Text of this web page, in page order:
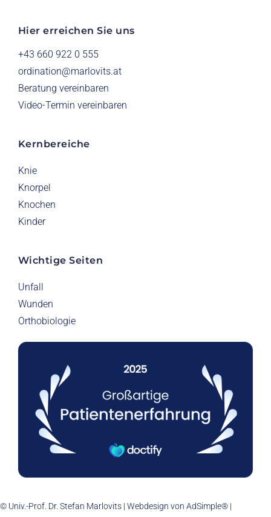
Hier erreichen Sie uns
+43 660 922 0 555
ordination@marlovits.at
Beratung vereinbaren
Video-Termin vereinbaren
Kernbereiche
Knie
Knorpel
Knochen
Kinder
Wichtige Seiten
Unfall
Wunden
Orthobiologie
© Univ.-Prof. Dr. Stefan Marlovits | Webdesign von AdSimple®|